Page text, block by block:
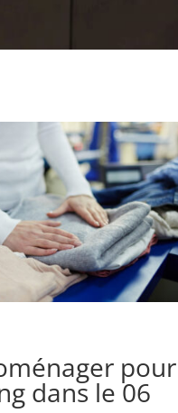
pour
dans le 06